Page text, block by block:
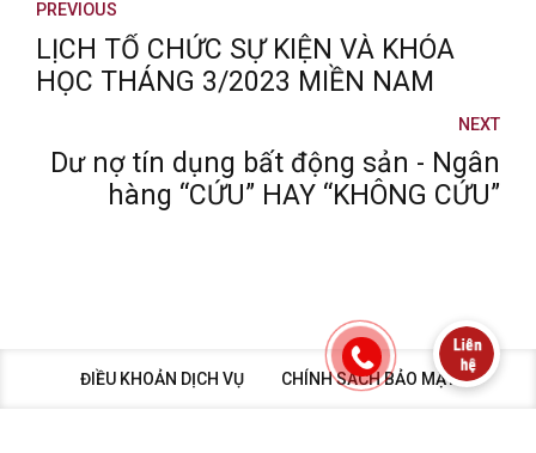
PREVIOUS
LỊCH TỔ CHỨC SỰ KIỆN VÀ KHÓA
HỌC THÁNG 3/2023 MIỀN NAM
NEXT
Dư nợ tín dụng bất động sản - Ngân
hàng “CỨU” HAY “KHÔNG CỨU”
ĐIỀU KHOẢN DỊCH VỤ CHÍNH SÁCH BẢO MẬT